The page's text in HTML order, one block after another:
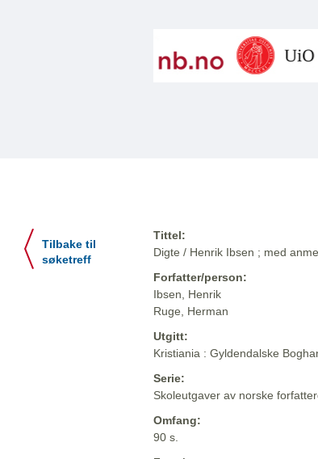
Tilbake til
søketreff
Tittel:
Digte / Henrik Ibsen ; med
Forfatter/person:
Ibsen, Henrik
Ruge, Herman
Utgitt:
Kristiania : Gyldendalske
Serie:
Skoleutgaver av norske
Omfang:
90 s.